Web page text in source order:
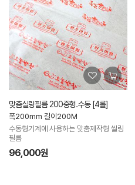
맞춤실링필름 200중형.수동 [4롤]
폭200mm 길이200M
수동형기계에 사용하는 맞춤제작형 씰링
필름
96,000원